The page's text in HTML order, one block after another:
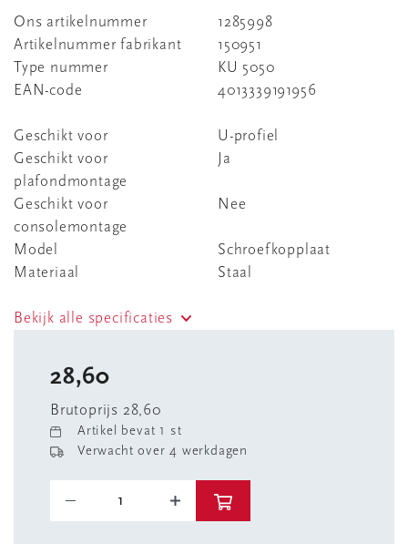
Ons artikelnummer
1285998
Artikelnummer fabrikant
150951
Type nummer
KU 5050
EAN-code
4013339191956
Geschikt voor
U-profiel
Geschikt voor
plafondmontage
Ja
Geschikt voor
consolemontage
Nee
Model
Schroefkopplaat
Materiaal
Staal
Bekijk alle specificaties
28,60
Brutoprijs 28,60
Artikel bevat 1 st
Verwacht over 4 werkdagen